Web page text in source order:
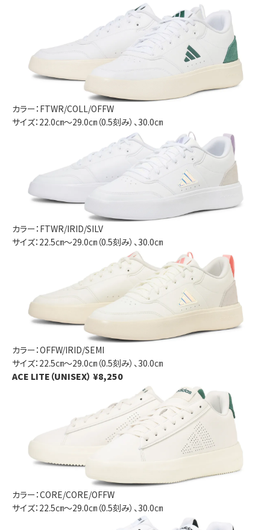
カラー：FTWR/COLL/OFFW
サイズ：22.0㎝～29.0㎝（0.5刻み）、30.0㎝
カラー：FTWR/IRID/SILV
サイズ：22.5㎝～29.0㎝（0.5刻み）、30.0㎝
カラー：OFFW/IRID/SEMI
サイズ：22.5㎝～29.0㎝（0.5刻み）、30.0㎝
ACE LITE（UNISEX） ¥8,250
カラー：CORE/CORE/OFFW
サイズ：22.5㎝～29.0㎝（0.5刻み）、30.0㎝